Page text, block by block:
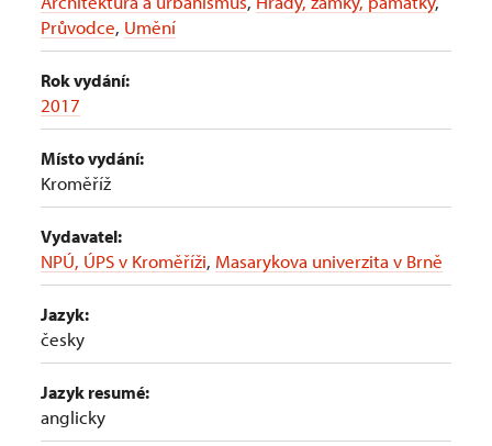
Průvodce, Umění
Rok vydání:
2017
Místo vydání:
Kroměříž
Vydavatel:
NPÚ, ÚPS v Kroměříži, Masarykova univerzita v Brně
Jazyk:
česky
Jazyk resumé:
anglicky